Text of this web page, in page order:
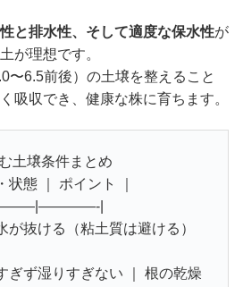
と排水性、そして適度な保水性が
が理想です。
〜6.5前後）の土壌を整えること
吸収でき、健康な株に育ちます。
土壌条件まとめ
状態 ｜ ポイント ｜
|
が抜ける（粘土質は避ける）
ぎず湿りすぎない ｜ 根の乾燥